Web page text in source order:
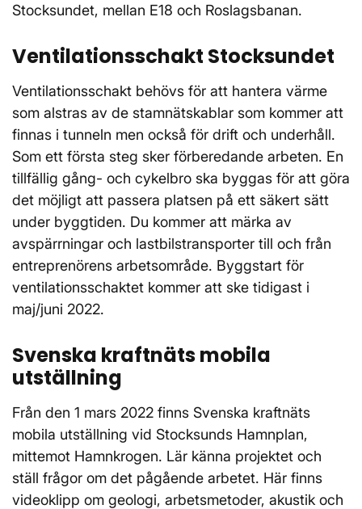
Stocksundet, mellan E18 och Roslagsbanan.
Ventilationsschakt Stocksundet
Ventilationsschakt behövs för att hantera värme
som alstras av de stamnätskablar som kommer att
finnas i tunneln men också för drift och underhåll.
Som ett första steg sker förberedande arbeten. En
tillfällig gång- och cykelbro ska byggas för att göra
det möjligt att passera platsen på ett säkert sätt
under byggtiden. Du kommer att märka av
avspärrningar och lastbilstransporter till och från
entreprenörens arbetsområde. Byggstart för
ventilationsschaktet kommer att ske tidigast i
maj/juni 2022.
Svenska kraftnäts mobila
utställning
Från den 1 mars 2022 finns Svenska kraftnäts
mobila utställning vid Stocksunds Hamnplan,
mittemot Hamnkrogen. Lär känna projektet och
ställ frågor om det pågående arbetet. Här finns
videoklipp om geologi, arbetsmetoder, akustik och